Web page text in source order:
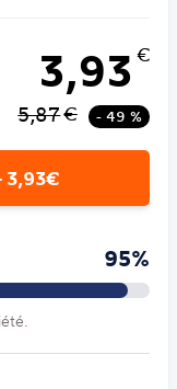
3,93 €
5,87€ - 49 %
3,93€
95%